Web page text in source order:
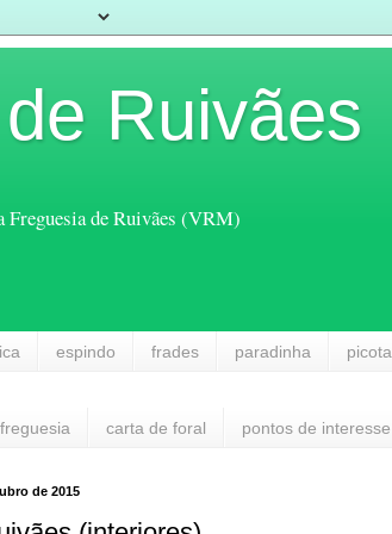
Ruivães
Freguesia de Ruivães (VRM)
espindo frades paradinha picota
carta de foral pontos de interesse
de 2015